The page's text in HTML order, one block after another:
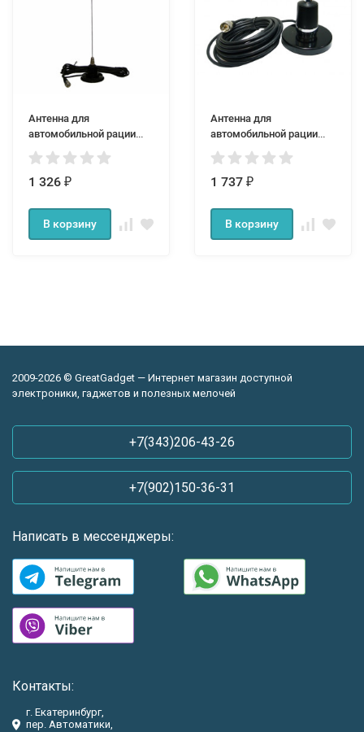
Антенна для
автомобильной рации
ORCB-01
1 326 ₽
В корзину
Антенна для
автомобильной рации
ORCB-02
1 737 ₽
В корзину
2009-2026 © GreatGadget — Интернет магазин доступной
электроники, гаджетов и полезных мелочей
+7(343)206-43-26
+7(902)150-36-31
Написать в мессенджеры:
Контакты:
г. Екатеринбург,
пер. Автоматики,